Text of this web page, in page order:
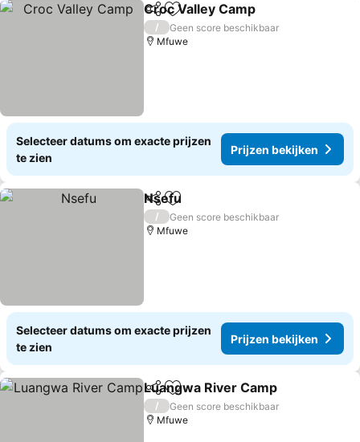
DelenToevoegen aan favorieten
Croc Valley Camp
/
Geen score beschikbaar
Mfuwe
Selecteer datums om exacte prijzen
te zien
Prijzen bekijken
DelenToevoegen aan favorieten
Nsefu
/
Geen score beschikbaar
Mfuwe
Selecteer datums om exacte prijzen
te zien
Prijzen bekijken
DelenToevoegen aan favorieten
Luangwa River Camp
/
Geen score beschikbaar
Mfuwe